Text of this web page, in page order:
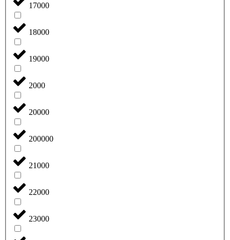
17000
18000
19000
2000
20000
200000
21000
22000
23000